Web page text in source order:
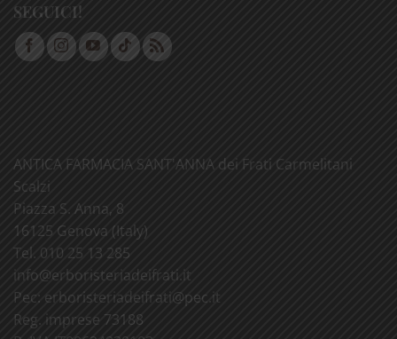
SEGUICI!
ANTICA FARMACIA SANT'ANNA dei Frati Carmelitani
Scalzi
Piazza S. Anna, 8
16125 Genova (Italy)
Tel. 010 25 13 285
info@erboristeriadeifrati.it
Pec: erboristeriadeifrati@pec.it
Reg. imprese 73188